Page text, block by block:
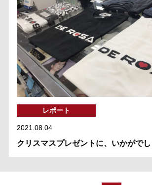
レポート
2021.08.04
クリスマスプレゼントに、いかがでし